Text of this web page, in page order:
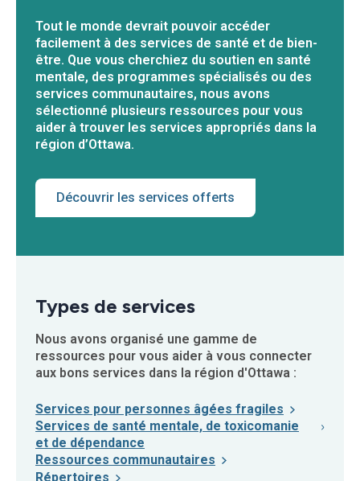
Tout le monde devrait pouvoir accéder
facilement à des services de santé et de bien-
être. Que vous cherchiez du soutien en santé
mentale, des programmes spécialisés ou des
services communautaires, nous avons
sélectionné plusieurs ressources pour vous
aider à trouver les services appropriés dans la
région d’Ottawa.
Découvrir les services offerts
Types de services
Nous avons organisé une gamme de
ressources pour vous aider à vous connecter
aux bons services dans la région d'Ottawa :
Services pour personnes âgées fragiles
Services de santé mentale, de toxicomanie
et de dépendance
Ressources communautaires
Répertoires